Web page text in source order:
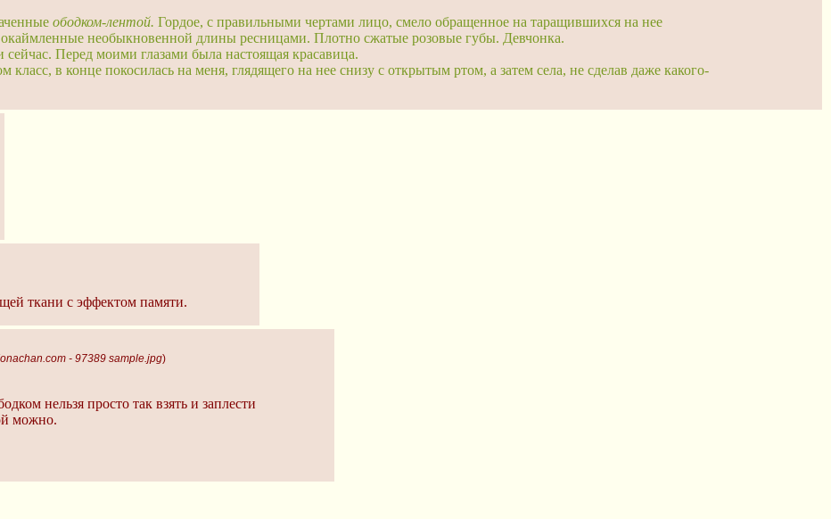
ободком-лентой. Гордое, с правильными чертами лицо, смело обращенное на таращившихся на нее
необыкновенной длины ресницами. Плотно сжатые розовые губы. Девчонка.
Перед моими глазами была настоящая красавица.
в конце покосилась на меня, глядящего на нее снизу с открытым ртом, а затем села, не сделав даже какого-
ткани с эффектом памяти.
- 97389 sample.jpg)
нельзя просто так взять и заплести
можно.